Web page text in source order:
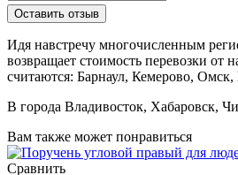
Идя навстречу многочисленным
возвращает стоимость перевозки от
считаются: Барнаул, Кемерово,
В города Владивосток, Хабаровск,
Вам также может понравиться
Сравнить